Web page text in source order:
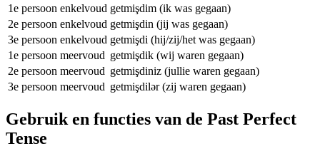
1e persoon enkelvoud getmişdim (ik was gegaan)
2e persoon enkelvoud getmişdin (jij was gegaan)
3e persoon enkelvoud getmişdi (hij/zij/het was gegaan)
1e persoon meervoud getmişdik (wij waren gegaan)
2e persoon meervoud getmişdiniz (jullie waren gegaan)
3e persoon meervoud getmişdilər (zij waren gegaan)
Gebruik en functies van de Past Perfect
Tense